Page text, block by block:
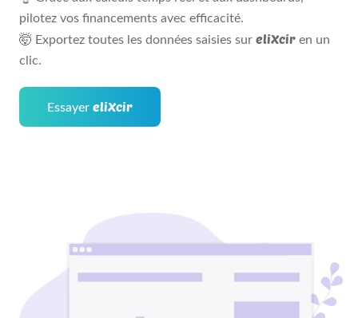
pilotez vos financements avec efficacité.
🤯 Exportez toutes les données saisies sur eliXcir en un
clic.
Essayer eliXcir